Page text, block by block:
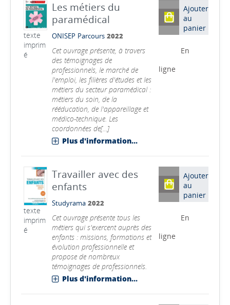
texte
imprim
é
Les métiers du
paramédical
ONISEP Parcours 2022
Cet ouvrage présente, à travers
des témoignages de
professionnels, le marché de
l'emploi, les filières d'études et les
métiers du secteur paramédical :
métiers du soin, de la
rééducation, de l'appareillage et
médico-technique. Les
coordonnées de[...]
Plus d'information...
Ajouter
au
panier
En
ligne
texte
imprim
é
Travailler avec des
enfants
Studyrama 2022
Cet ouvrage présente tous les
métiers qui s'exercent auprès des
enfants : missions, formations et
évolution professionnelle et
propose de nombreux
témoignages de professionnels.
Plus d'information...
Ajouter
au
panier
En
ligne